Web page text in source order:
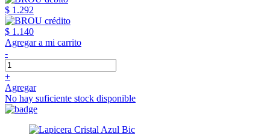
$ 1.292
$ 1.140
Agregar a mi carrito
-
+
Agregar
No hay suficiente stock disponible